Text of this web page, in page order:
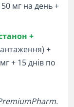
50 мг на день +
+
+
+ 15 днів по